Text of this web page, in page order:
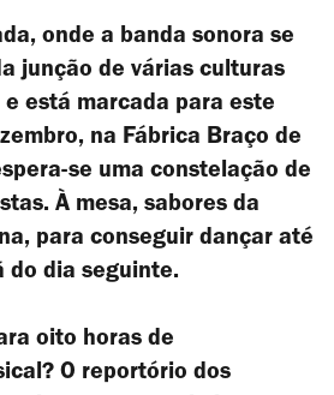
onde a banda sonora se
junção de várias culturas
está marcada para este
na Fábrica Braço de
se uma constelação de
À mesa, sabores da
para conseguir dançar até
do dia seguinte.
oito horas de
O reportório dos